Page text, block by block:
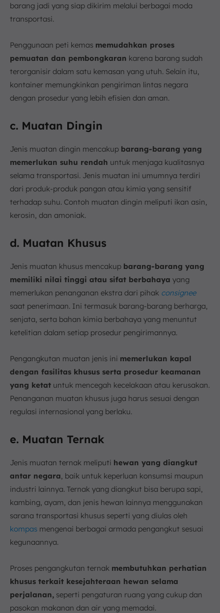
barang jadi yang siap dikirim melalui berbagai moda
transportasi.
Penggunaan peti kemas memudahkan proses
pemuatan dan pembongkaran karena barang sudah
terorganisir dalam satu kemasan yang utuh. Selain itu,
kontainer memungkinkan pengiriman lintas negara
dengan prosedur yang lebih efisien dan aman.
c. Muatan Dingin
Jenis muatan dingin mencakup barang-barang yang
memerlukan suhu rendah untuk menjaga kualitasnya
selama transportasi. Jenis muatan ini umumnya terdiri
dari produk-produk pangan atau kimia yang sensitif
terhadap suhu. Contoh muatan dingin meliputi ikan asin,
kerosin, dan amoniak.
d. Muatan Khusus
Jenis muatan khusus mencakup barang-barang yang
memiliki nilai tinggi atau sifat berbahaya yang
memerlukan penanganan ekstra dari pihak consignee
saat penerimaan. Ini termasuk barang-barang berharga,
senjata, serta bahan kimia berbahaya yang menuntut
ketelitian dalam setiap prosedur pengirimannya.
Pengangkutan muatan jenis ini memerlukan kapal
dengan fasilitas khusus serta prosedur keamanan
yang ketat untuk mencegah kecelakaan atau kerusakan.
Penanganan muatan khusus juga harus sesuai dengan
regulasi internasional yang berlaku.
e. Muatan Ternak
Jenis muatan ternak meliputi hewan yang diangkut
antar negara, baik untuk keperluan konsumsi maupun
industri lainnya. Ternak yang diangkut bisa berupa sapi,
kambing, ayam, dan jenis hewan lainnya menggunakan
sarana transportasi khusus seperti yang diulas oleh
kompas mengenai berbagai armada pengangkut sesuai
kegunaannya.
Proses pengangkutan ternak membutuhkan perhatian
khusus terkait kesejahteraan hewan selama
perjalanan, seperti pengaturan ruang yang cukup dan
pasokan makanan dan air yang memadai.